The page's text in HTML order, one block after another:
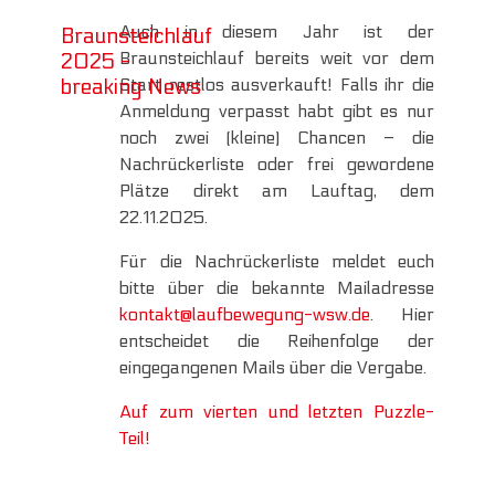
Braunsteichlauf
2025 -
breaking News
Auch in diesem Jahr ist der
Braunsteichlauf bereits weit vor dem
Start restlos ausverkauft! Falls ihr die
Anmeldung verpasst habt gibt es nur
noch zwei (kleine) Chancen – die
Nachrückerliste oder frei gewordene
Plätze direkt am Lauftag, dem
22.11.2025.
Für die Nachrückerliste meldet euch
bitte über die bekannte Mailadresse
kontakt@laufbewegung-wsw.de. Hier
entscheidet die Reihenfolge der
eingegangenen Mails über die Vergabe.
Auf zum vierten und letzten Puzzle-
Teil!